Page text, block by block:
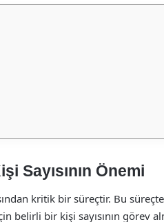
Sayısının Önemi
kritik bir süreçtir. Bu
belirli bir kişi sayısının görev